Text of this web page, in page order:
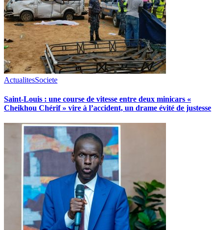
ActualitesSociete
Saint-Louis : une course de vitesse entre deux minicars «
Cheikhou Chérif » vire à l’accident, un drame évité de justesse